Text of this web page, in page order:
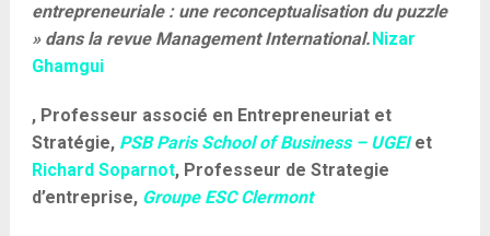
entrepreneuriale : une reconceptualisation du puzzle
» dans la revue Management International.Nizar
Ghamgui
, Professeur associé en Entrepreneuriat et
Stratégie, PSB Paris School of Business – UGEIet
Richard Soparnot, Professeur de Strategie
d’entreprise, Groupe ESC Clermont